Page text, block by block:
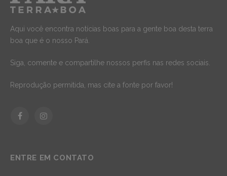
Aqui você encontra notícias boas para a gente boa desta terra
boa que é o nosso Pará.
Siga, comente e compartilhe nossos perfis nas redes sociais.
Reprodução permitida, mas cite a fonte por favor!
FacebookInstagram
ENTRE EM CONTATO